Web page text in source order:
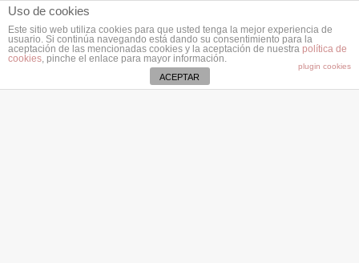
Uso de cookies
Este sitio web utiliza cookies para que usted tenga la mejor experiencia de
usuario. Si continúa navegando está dando su consentimiento para la
aceptación de las mencionadas cookies y la aceptación de nuestra política de
cookies, pinche el enlace para mayor información.
plugin cookies
ACEPTAR